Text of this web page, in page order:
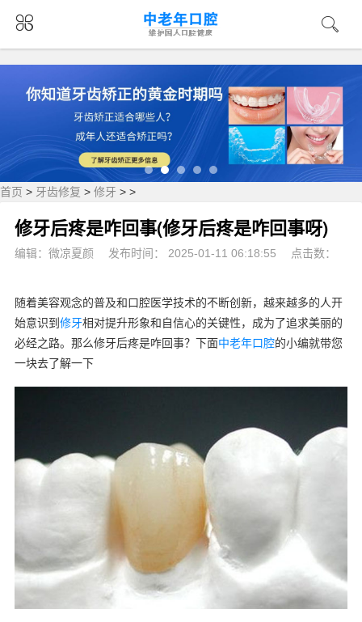
首页 > 牙齿修复 > 修牙 > >
修牙后疼是咋回事(修牙后疼是咋回事呀)
编辑：微凉夏颜 发布时间： 2025-01-11 06:18:55 点击数：
随着美容观念的普及和口腔医学技术的不断创新，越来越多的人开
始意识到 修牙相对提升形象和自信心的关键性，成为了追求美丽的
必经之路。那么修牙后疼是咋回事？下面中老年口腔的小编就带您
一块去了解一下